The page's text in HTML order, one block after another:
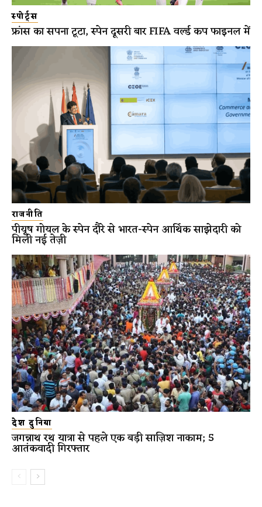
स्पोर्ट्स
फ्रांस का सपना टूटा, स्पेन दूसरी बार FIFA वर्ल्ड कप फाइनल में
राजनीति
पीयूष गोयल के स्पेन दौरे से भारत-स्पेन आर्थिक साझेदारी को
मिली नई तेज़ी
देश दुनिया
जगन्नाथ रथ यात्रा से पहले एक बड़ी साज़िश नाकाम; 5
आतंकवादी गिरफ्तार